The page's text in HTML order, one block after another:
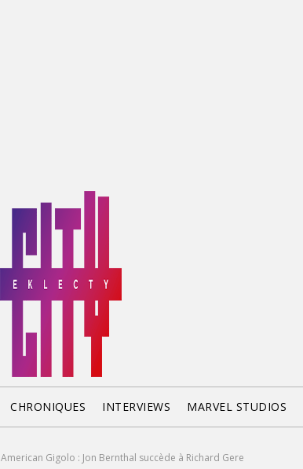
CHRONIQUES INTERVIEWS MARVEL STUDIOS
American Gigolo : Jon Bernthal succède à Richard Gere